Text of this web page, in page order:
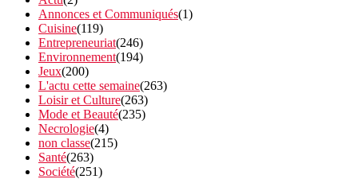
Annonces et Communiqués(1)
Cuisine(119)
Entrepreneuriat(246)
Environnement(194)
Jeux(200)
L'actu cette semaine(263)
Loisir et Culture(263)
Mode et Beauté(235)
Necrologie(4)
non classe(215)
Santé(263)
Société(251)